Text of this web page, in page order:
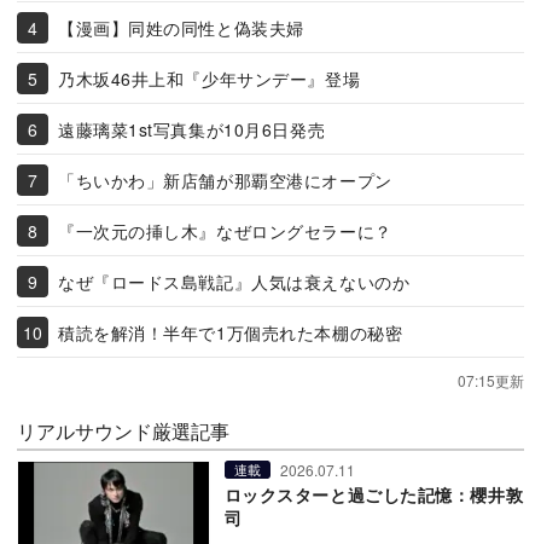
【漫画】同姓の同性と偽装夫婦
乃木坂46井上和『少年サンデー』登場
遠藤璃菜1st写真集が10月6日発売
「ちいかわ」新店舗が那覇空港にオープン
『一次元の挿し木』なぜロングセラーに？
なぜ『ロードス島戦記』人気は衰えないのか
積読を解消！半年で1万個売れた本棚の秘密
07:15更新
リアルサウンド厳選記事
連載 2026.07.11
ロックスターと過ごした記憶：櫻井敦
司